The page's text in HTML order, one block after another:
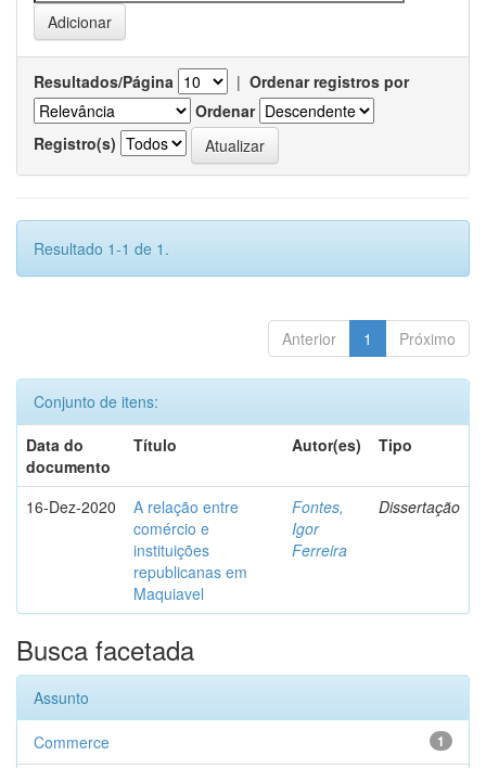
Resultados/Página | Ordenar registros por
Ordenar
Registro(s)
Resultado 1-1 de 1.
Anterior 1 Próximo
Conjunto de itens:
Data do
documento
Título Autor(es) Tipo
16-Dez-2020
A relação entre
comércio e
instituições
republicanas em
Maquiavel
Fontes,
Igor
Ferreira
Dissertação
Busca facetada
Assunto
1
Commerce